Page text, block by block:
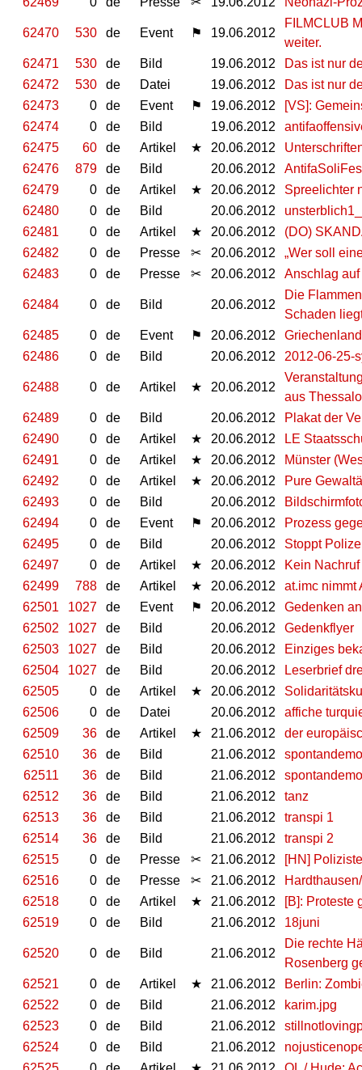
62470 530 de Event ⚑ 19.06.2012
FILMCLUB
weiter.
62471
530 de Bild 19.06.2012
Das ist nur
62472
530 de Datei 19.06.2012
Das ist nur
62473
0 de Event ⚑ 19.06.2012
[VS]:
62474
0 de Bild 19.06.2012
62475
60 de Artikel ★ 20.06.2012
62476
879 de Bild 20.06.2012
62479
0 de Artikel ★ 20.06.2012
Spreelichter
62480
0 de Bild 20.06.2012
62481
0 de Artikel ★ 20.06.2012
(DO)
62482
0 de Presse ✂ 20.06.2012
„Wer soll
62483
0 de Presse ✂ 20.06.2012 Anschlag
62484 0 de Bild 20.06.2012
Die
Schaden
62485
0 de Event ⚑ 20.06.2012
62486
0 de Bild 20.06.2012 2012-06-25-
62488 0 de Artikel ★ 20.06.2012
aus
62489
0 de Bild 20.06.2012
Plakat der
62490
0 de Artikel ★ 20.06.2012
LE
62491
0 de Artikel ★ 20.06.2012
Münster
62492
0 de Artikel ★ 20.06.2012
Pure
62493
0 de Bild 20.06.2012
62494
0 de Event ⚑ 20.06.2012
Prozess
62495
0 de Bild 20.06.2012
Stoppt
62497
0 de Artikel ★ 20.06.2012
Kein
62499
788 de Artikel ★ 20.06.2012
at.imc nimmt
62501
1027 de Event ⚑ 20.06.2012
Gedenken
62502
1027 de Bild 20.06.2012
Gedenkflyer
62503
1027 de Bild 20.06.2012
Einziges
62504
1027 de Bild 20.06.2012
Leserbrief
62505
0 de Artikel ★ 20.06.2012
62506
0 de Datei 20.06.2012
affiche
62509
36 de Artikel ★ 21.06.2012
der
62510
36 de Bild 21.06.2012
spontandemo
62511
36 de Bild 21.06.2012
62512
36 de Bild 21.06.2012
tanz
62513
36 de Bild 21.06.2012
transpi 1
62514
36 de Bild 21.06.2012
transpi 2
62515
0 de Presse ✂ 21.06.2012
[HN]
62516
0 de Presse ✂ 21.06.2012
62518
0 de Artikel ★ 21.06.2012
[B]: Proteste
62519
0 de Bild 21.06.2012 18juni
62520 0 de Bild 21.06.2012
Die rechte
Rosenberg
62521
0 de Artikel ★ 21.06.2012
Berlin:
62522
0 de Bild 21.06.2012
karim.jpg
62523
0 de Bild 21.06.2012
62524
0 de Bild 21.06.2012